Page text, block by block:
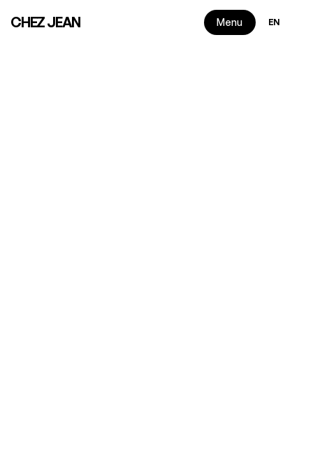
CHEZ JEAN Menu EN